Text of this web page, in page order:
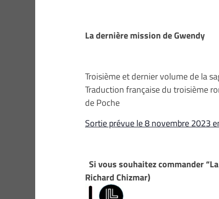
La dernière mission de Gwendy
Troisième et dernier volume de la
Traduction française du troisième
de Poche
Sortie prévue le 8 novembre 2023
Si vous souhaitez commander
Richard Chizmar)